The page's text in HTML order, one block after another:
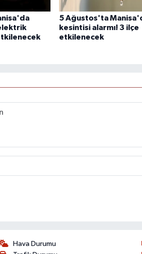
5 Ağustos'ta
kesintisi alarmı! 3 ilçe
etkilenecek
Hava Durumu